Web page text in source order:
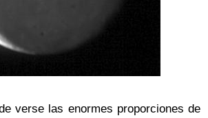
verse las enormes proporciones de